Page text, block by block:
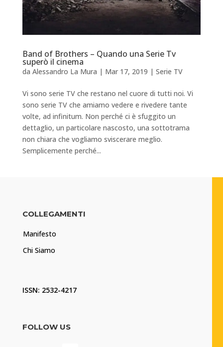
Band of Brothers – Quando una Serie Tv
superò il cinema
da Alessandro La Mura | Mar 17, 2019 | Serie TV
Vi sono serie TV che restano nel cuore di tutti noi. Vi
sono serie TV che amiamo vedere e rivedere tante
volte, ad infinitum. Non perché ci è sfuggito un
dettaglio, un particolare nascosto, una sottotrama
non chiara che vogliamo sviscerare meglio.
Semplicemente perché...
COLLEGAMENTI
Manifesto
Chi Siamo
ISSN: 2532-4217
FOLLOW US